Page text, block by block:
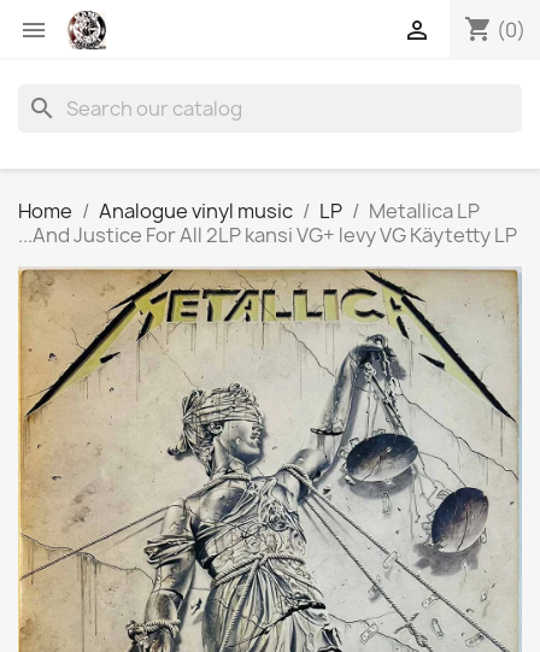
 shopping_cart (0)

search
Home Analogue vinyl music LP
Metallica LP
...And Justice For All 2LP kansi VG+ levy VG Käytetty LP